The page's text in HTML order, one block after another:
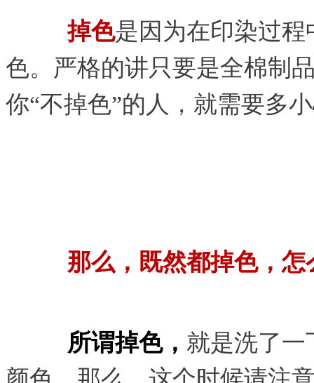
掉色是因为在印染过
色。严格的讲只要是全棉制
你“不掉色”的人，就需要多
那么，既然都掉色，
所谓掉色， 就是洗了一